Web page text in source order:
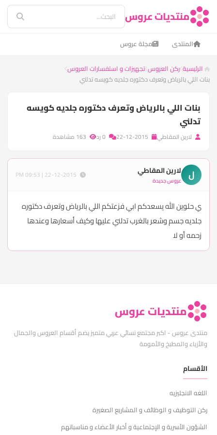
منتديات عروس
المنتدى مجلة عروس
الرئيسية ركن العروس تجهيزات و استفسارات العروس
بنات اللي بالرياض وتعرف دكتوره جلديه كويسه تدلني
بنات اللي بالرياض وتعرف دكتوره جلديه كويسه
تدلني
لارين المقاطي
ل لارين المقاطي
عروس جديدة
ي حلوين الله يسعدكم ابي فزعتكم اللي بالرياض وتعرف دكتوره
جلديه جسم وشعر بالغرب تدلني عليها وكيف أسعارها وعندها
زحمه أو لا
منتديات عروس
منتدى عروس - اكبر مجتمع نسائي عربي متميز يضم أقسام العروس والجمال
والأزياء والمطبخ والأمومة
الأقسام
اللغه الانجليزيه
ركن التوظيف و الوظائف و المشاريع الصغيرة
الشؤون الأسرية و الإجتماعية و أخبار الأعضاء و مناسباتهم